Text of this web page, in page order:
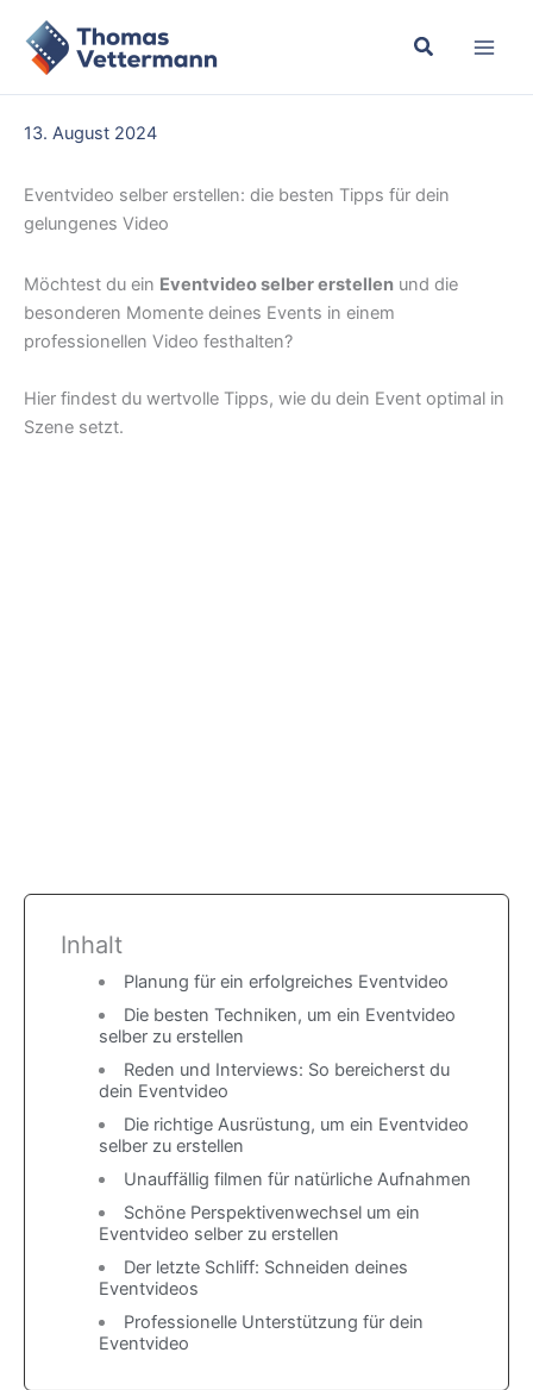
Inhalt
springen
13. August 2024
Eventvideo selber erstellen: die besten Tipps für dein
gelungenes Video
Möchtest du ein Eventvideo selber erstellen und die
besonderen Momente deines Events in einem
professionellen Video festhalten?
Hier findest du wertvolle Tipps, wie du dein Event optimal in
Szene setzt.
Inhalt
Planung für ein erfolgreiches Eventvideo
Die besten Techniken, um ein Eventvideo
selber zu erstellen
Reden und Interviews: So bereicherst du
dein Eventvideo
Die richtige Ausrüstung, um ein Eventvideo
selber zu erstellen
Unauffällig filmen für natürliche Aufnahmen
Schöne Perspektivenwechsel um ein
Eventvideo selber zu erstellen
Der letzte Schliff: Schneiden deines
Eventvideos
Professionelle Unterstützung für dein
Eventvideo